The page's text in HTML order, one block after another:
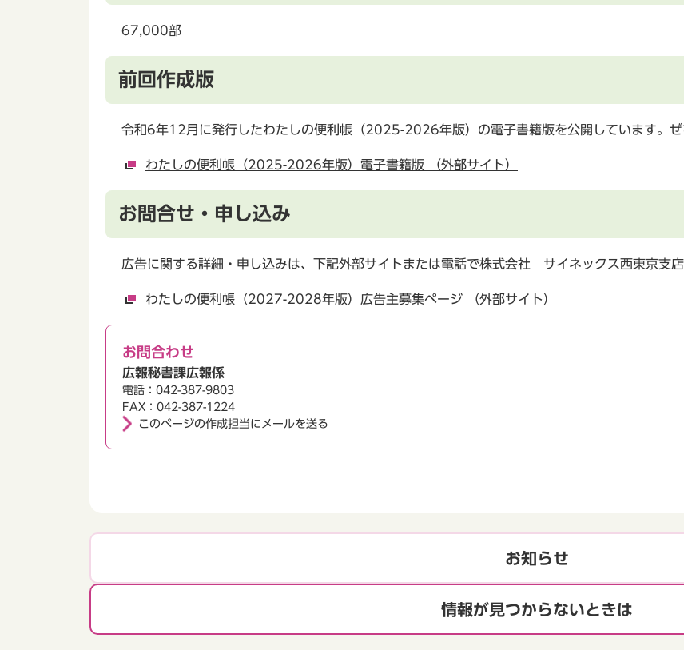
67,000部
前回作成版
令和6年12月に発行したわたしの便利帳（2025-2026年版）の電子書籍版を公開しています。ぜ
わたしの便利帳（2025-2026年版）電子書籍版 （外部サイト）
お問合せ・申し込み
広告に関する詳細・申し込みは、下記外部サイトまたは電話で株式会社 サイネックス西東京
わたしの便利帳（2027-2028年版）広告主募集ページ （外部サイト）
お問合わせ
広報秘書課広報係
電話：042-387-9803
FAX：042-387-1224
このページの作成担当にメールを送る
お知らせ
情報が見つからないときは